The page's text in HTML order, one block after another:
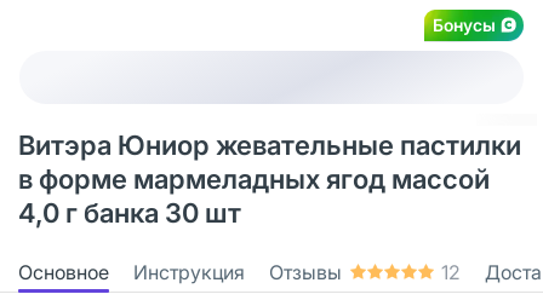
Бонусы
Витэра Юниор жевательные пастилки
в форме мармеладных ягод массой
4,0 г банка 30 шт
Основное Инструкция Отзывы 12